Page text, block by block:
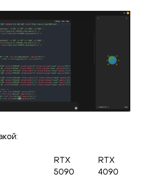
RTX
5090
RTX
4090